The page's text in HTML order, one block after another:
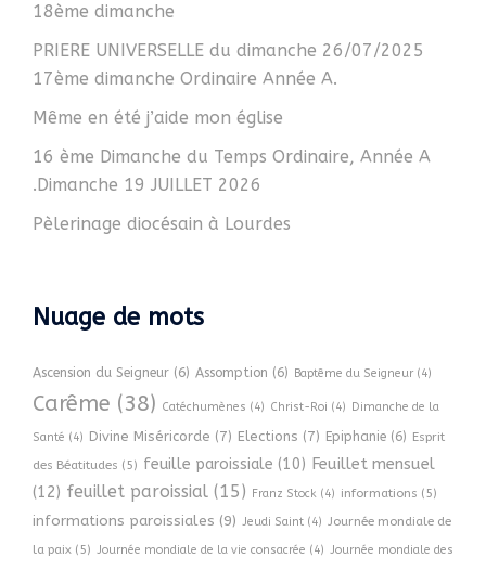
18ème dimanche
PRIERE UNIVERSELLE du dimanche 26/07/2025
17ème dimanche Ordinaire Année A.
Même en été j’aide mon église
16 ème Dimanche du Temps Ordinaire, Année A
.Dimanche 19 JUILLET 2026
Pèlerinage diocésain à Lourdes
Nuage de mots
Ascension du Seigneur (6) Assomption (6) Baptême du Seigneur (4)
Carême (38) Catéchumènes (4) Christ-Roi (4) Dimanche de la
Santé (4) Divine Miséricorde (7) Elections (7) Epiphanie (6) Esprit
des Béatitudes (5) feuille paroissiale (10) Feuillet mensuel
(12) feuillet paroissial (15) Franz Stock (4) informations (5)
informations paroissiales (9) Jeudi Saint (4) Journée mondiale de
la paix (5) Journée mondiale de la vie consacrée (4) Journée mondiale des